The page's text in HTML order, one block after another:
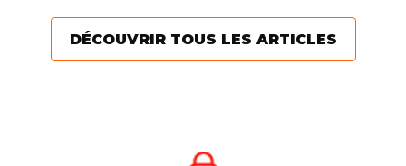
mélange pour votre
moteur ? Voici quelques...
DÉCOUVRIR TOUS LES ARTICLES